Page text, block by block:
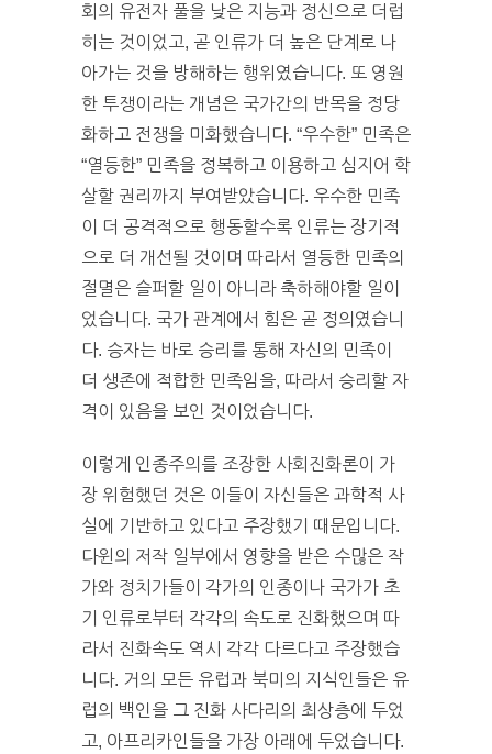
회의 유전자 풀을 낮은 지능과 정신으로 더럽
히는 것이었고, 곧 인류가 더 높은 단계로 나
아가는 것을 방해하는 행위였습니다. 또 영원
한 투쟁이라는 개념은 국가간의 반목을 정당
화하고 전쟁을 미화했습니다. “우수한” 민족은
“열등한” 민족을 정복하고 이용하고 심지어 학
살할 권리까지 부여받았습니다. 우수한 민족
이 더 공격적으로 행동할수록 인류는 장기적
으로 더 개선될 것이며 따라서 열등한 민족의
절멸은 슬퍼할 일이 아니라 축하해야할 일이
었습니다. 국가 관계에서 힘은 곧 정의였습니
다. 승자는 바로 승리를 통해 자신의 민족이
더 생존에 적합한 민족임을, 따라서 승리할 자
격이 있음을 보인 것이었습니다.
이렇게 인종주의를 조장한 사회진화론이 가
장 위험했던 것은 이들이 자신들은 과학적 사
실에 기반하고 있다고 주장했기 때문입니다.
다윈의 저작 일부에서 영향을 받은 수많은 작
가와 정치가들이 각가의 인종이나 국가가 초
기 인류로부터 각각의 속도로 진화했으며 따
라서 진화속도 역시 각각 다르다고 주장했습
니다. 거의 모든 유럽과 북미의 지식인들은 유
럽의 백인을 그 진화 사다리의 최상층에 두었
고, 아프리카인들을 가장 아래에 두었습니다.